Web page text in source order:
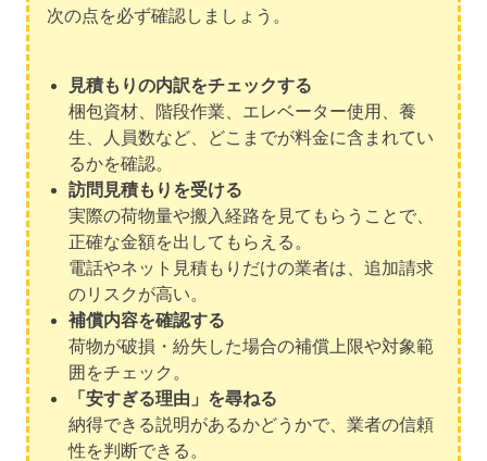
次の点を必ず確認しましょう。
見積もりの内訳をチェックする
梱包資材、階段作業、エレベーター使用、養
生、人員数など、どこまでが料金に含まれてい
るかを確認。
訪問見積もりを受ける
実際の荷物量や搬入経路を見てもらうことで、
正確な金額を出してもらえる。
電話やネット見積もりだけの業者は、追加請求
のリスクが高い。
補償内容を確認する
荷物が破損・紛失した場合の補償上限や対象範
囲をチェック。
「安すぎる理由」を尋ねる
納得できる説明があるかどうかで、業者の信頼
性を判断できる。